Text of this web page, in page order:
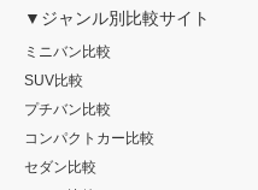
▼ジャンル別比較サイト
ミニバン比較
SUV比較
プチバン比較
コンパクトカー比較
セダン比較